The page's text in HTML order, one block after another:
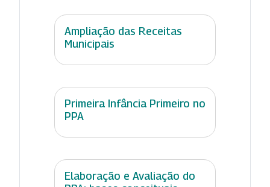
Ampliação das Receitas
Municipais
Primeira Infância Primeiro no
PPA
Elaboração e Avaliação do